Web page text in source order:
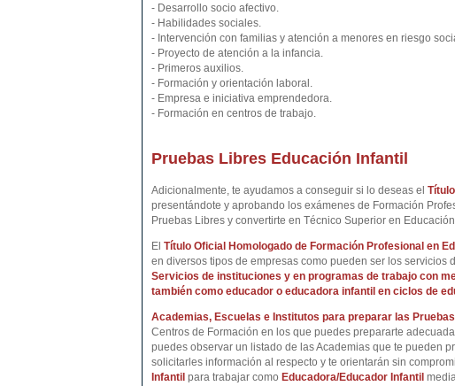
- Desarrollo socio afectivo.
- Habilidades sociales.
- Intervención con familias y atención a menores en riesgo
- Proyecto de atención a la infancia.
- Primeros auxilios.
- Formación y orientación laboral.
- Empresa e iniciativa emprendedora.
- Formación en centros de trabajo.
Pruebas Libres Educación Infantil
Adicionalmente, te ayudamos a conseguir si lo deseas el
presentándote y aprobando los exámenes de Formación
Pruebas Libres y convertirte en Técnico Superior en
El Título Oficial Homologado de Formación Profesional en
en diversos tipos de empresas como pueden ser los servicios
Servicios de instituciones y en programas de trabajo con
también como educador o educadora infantil en ciclos de
Academias, Escuelas e Institutos para preparar las
Centros de Formación en los que puedes prepararte
puedes observar un listado de las Academias que te pueden
solicitarles información al respecto y te orientarán sin
Infantil para trabajar como Educadora/Educador Infantil